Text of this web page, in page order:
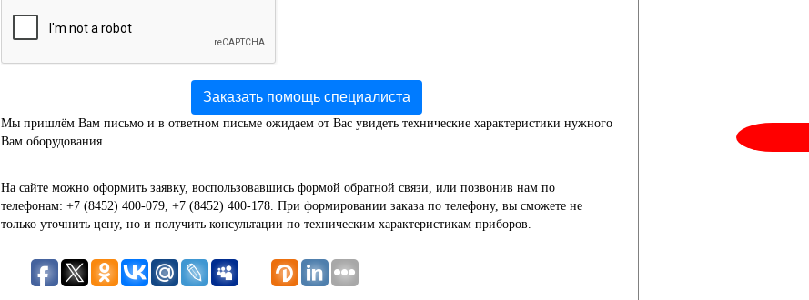
Заказать помощь специалиста
Мы пришлём Вам письмо и в ответном письме ожидаем от Вас увидеть технические характеристики нужного
Вам оборудования.
На сайте можно оформить заявку, воспользовавшись формой обратной связи, или позвонив нам по
телефонам: +7 (8452) 400-079, +7 (8452) 400-178. При формировании заказа по телефону, вы сможете не
только уточнить цену, но и получить консультации по техническим характеристикам приборов.